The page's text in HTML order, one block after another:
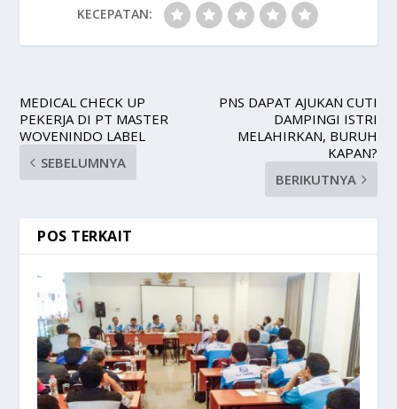
KECEPATAN:
MEDICAL CHECK UP
PEKERJA DI PT MASTER
WOVENINDO LABEL
SEBELUMNYA
PNS DAPAT AJUKAN CUTI
DAMPINGI ISTRI
MELAHIRKAN, BURUH
KAPAN?
BERIKUTNYA
POS TERKAIT